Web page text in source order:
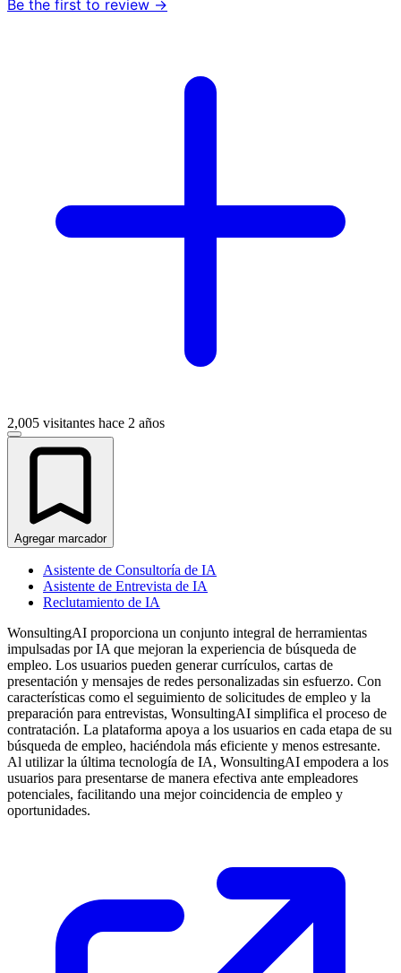
Be the first to review →
2,005 visitantes hace 2 años
Agregar marcador
Asistente de Consultoría de IA
Asistente de Entrevista de IA
Reclutamiento de IA
WonsultingAI proporciona un conjunto integral de herramientas
impulsadas por IA que mejoran la experiencia de búsqueda de
empleo. Los usuarios pueden generar currículos, cartas de
presentación y mensajes de redes personalizadas sin esfuerzo. Con
características como el seguimiento de solicitudes de empleo y la
preparación para entrevistas, WonsultingAI simplifica el proceso de
contratación. La plataforma apoya a los usuarios en cada etapa de su
búsqueda de empleo, haciéndola más eficiente y menos estresante.
Al utilizar la última tecnología de IA, WonsultingAI empodera a los
usuarios para presentarse de manera efectiva ante empleadores
potenciales, facilitando una mejor coincidencia de empleo y
oportunidades.